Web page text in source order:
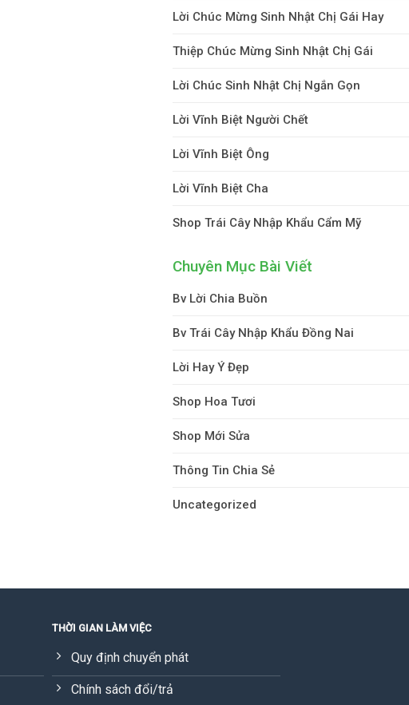
Lời Chúc Mừng Sinh Nhật Chị Gái Hay
Thiệp Chúc Mừng Sinh Nhật Chị Gái
Lời Chúc Sinh Nhật Chị Ngắn Gọn
Lời Vĩnh Biệt Người Chết
Lời Vĩnh Biệt Ông
Lời Vĩnh Biệt Cha
Shop Trái Cây Nhập Khẩu Cẩm Mỹ
Chuyên Mục Bài Viết
Bv Lời Chia Buồn
Bv Trái Cây Nhập Khẩu Đồng Nai
Lời Hay Ý Đẹp
Shop Hoa Tươi
Shop Mới Sửa
Thông Tin Chia Sẻ
Uncategorized
THỜI GIAN LÀM VIỆC
Quy định chuyển phát
Chính sách đổi/trả